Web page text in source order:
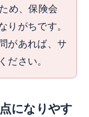
め、保険会
りがちです。
があれば、サ
ださい。
になりやす